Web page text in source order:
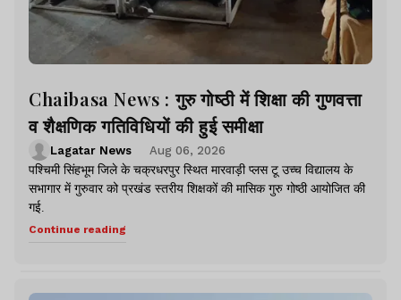
Chaibasa News : गुरु गोष्ठी में शिक्षा की गुणवत्ता
व शैक्षणिक गतिविधियों की हुई समीक्षा
Lagatar News
Aug 06, 2026
पश्चिमी सिंहभूम जिले के चक्रधरपुर स्थित मारवाड़ी प्लस टू उच्च विद्यालय के
सभागार में गुरुवार को प्रखंड स्तरीय शिक्षकों की मासिक गुरु गोष्ठी आयोजित की
गई.
Continue reading